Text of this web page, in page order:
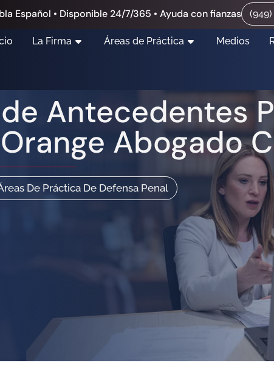
Español • Disponible 24/7/365 • Ayuda con fianzas
La Firma Áreas de Práctica Medios
Antecedentes
Abogado
De Práctica De Defensa Penal